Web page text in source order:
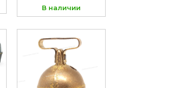
В наличии